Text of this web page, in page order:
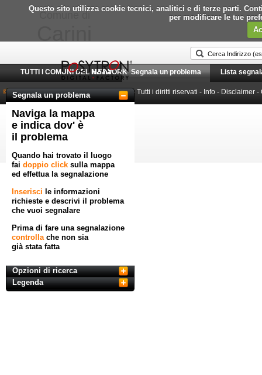
Questo sito utilizza cookie tecnici, analitici e di terze parti.
per modificare le tue
TUTTI I COMUNI DEL NETWORK
Home Segnala un problema Lista
Segnala un problema
Naviga la mappa
e indica dov' è
il problema
Quando hai trovato il luogo
fai doppio click sulla mappa
ed effettua la segnalazione
Inserisci le informazioni
richieste e descrivi il problema
che vuoi segnalare
Prima di fare una segnalazione
controllache non sia
già stata fatta
Opzioni di ricerca
Legenda
© 2010-2026 Posytron Engineering S.r.l.- Tutti i diritti riservati - Info - Disclaimer -
Powered by GeoWorkflow